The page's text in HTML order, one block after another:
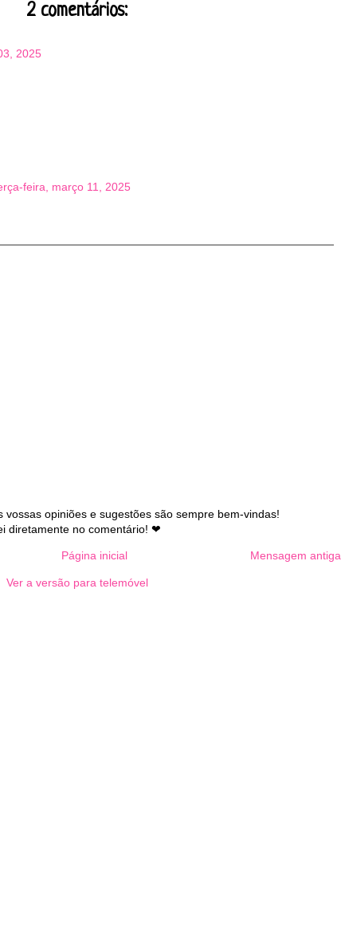
2 comentários:
2025
feira, março 11, 2025
opiniões e sugestões são sempre bem-vindas!
diretamente no comentário! ❤
Mensagem antiga
Página inicial
Ver a versão para telemóvel